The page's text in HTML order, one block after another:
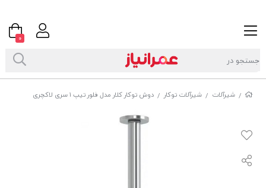
/ شیرآلات / شیرآلات توکار / دوش توکار کلار مدل فلور تیپ ۱ سری لاکچری
0